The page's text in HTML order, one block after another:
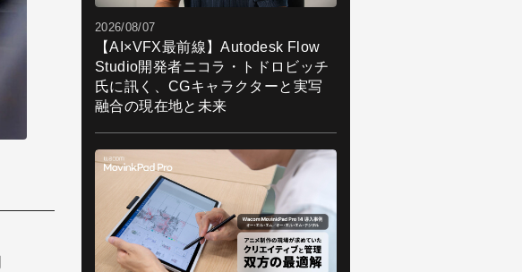
2026/08/07
【AI×VFX最前線】Autodesk Flow
Studio開発者ニコラ・トドロビッチ
氏に訊く、CGキャラクターと実写
融合の現在地と未来